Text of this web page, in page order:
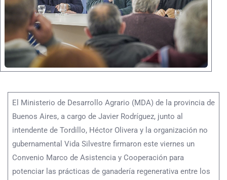
El Ministerio de Desarrollo Agrario (MDA) de la provincia de
Buenos Aires, a cargo de Javier Rodríguez, junto al
intendente de Tordillo, Héctor Olivera y la organización no
gubernamental Vida Silvestre firmaron este viernes un
Convenio Marco de Asistencia y Cooperación para
potenciar las prácticas de ganadería regenerativa entre los